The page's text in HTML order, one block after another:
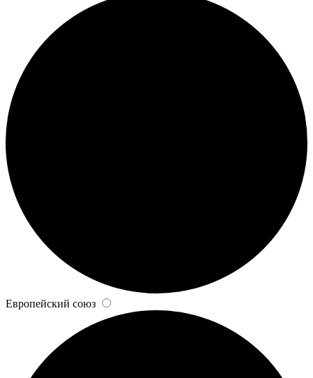
Европейский союз